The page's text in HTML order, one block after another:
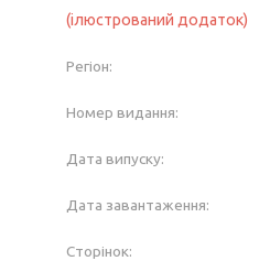
(ілюстрований додаток)
Регіон:
Номер видання:
Дата випуску:
Дата завантаження:
Сторінок: